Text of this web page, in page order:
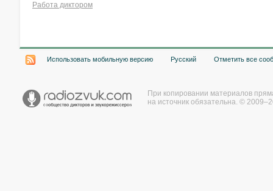
Работа диктором
Использовать мобильную версию Русский Отметить все
При копировании материалов
на источник обязательна. ©